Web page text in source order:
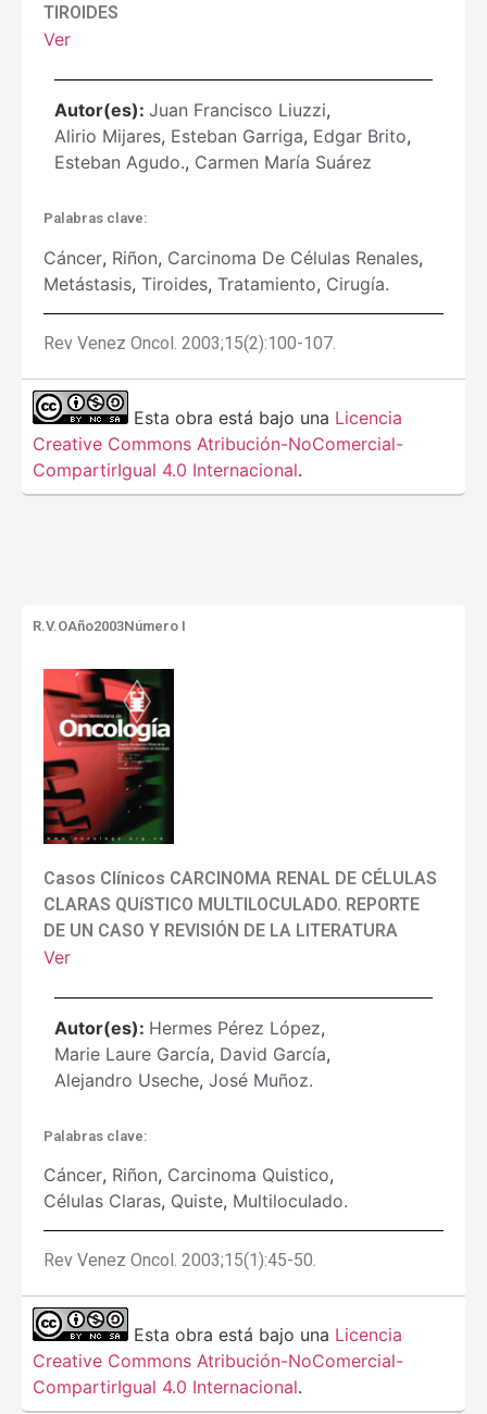
TIROIDES
Ver
Autor(es): Juan Francisco Liuzzi,
Alirio Mijares, Esteban Garriga, Edgar Brito,
Esteban Agudo., Carmen María Suárez
Palabras clave:
Cáncer, Riñon, Carcinoma De Células Renales,
Metástasis, Tiroides, Tratamiento, Cirugía.
Rev Venez Oncol. 2003;15(2):100-107.
Esta obra está bajo una Licencia
Creative Commons Atribución-NoComercial-
CompartirIgual 4.0 Internacional.
R.V.OAño2003Número I
Casos Clínicos CARCINOMA RENAL DE CÉLULAS
CLARAS QUíSTICO MULTILOCULADO. REPORTE
DE UN CASO Y REVISIÓN DE LA LITERATURA
Ver
Autor(es): Hermes Pérez López,
Marie Laure García, David García,
Alejandro Useche, José Muñoz.
Palabras clave:
Cáncer, Riñon, Carcinoma Quistico,
Células Claras, Quiste, Multiloculado.
Rev Venez Oncol. 2003;15(1):45-50.
Esta obra está bajo una Licencia
Creative Commons Atribución-NoComercial-
CompartirIgual 4.0 Internacional.